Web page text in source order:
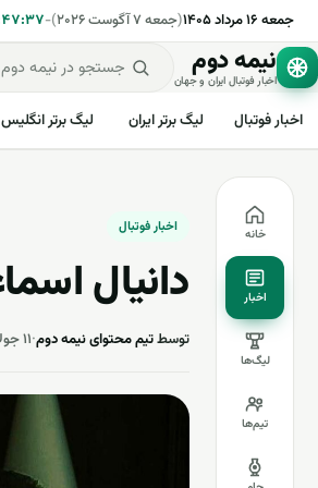
جمعه ۱۶ مرداد ۱۴۰۵ (جمعه ۷ آگوست ۲۰۲۶ )
-
نیمه دوم
اخبار فوتبال ایران و جهان
اخبار فوتبال لیگ برتر ایران لیگ برتر انگلیس
خانه
اخبار
لیگ‌ها
تیم‌ها
اخبار فوتبال
دانیال
توسطتیم محتوای نیمه دوم·۱۱ جولای ۲۰۲۴ — ۲۲:۳۰